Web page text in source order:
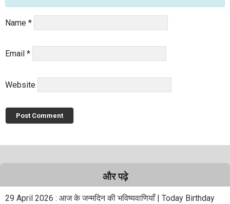
Name *
Email *
Website
और पढ़े
29 April 2026 : आज के जन्मदिन की भविष्यवाणियाँ | Today Birthday